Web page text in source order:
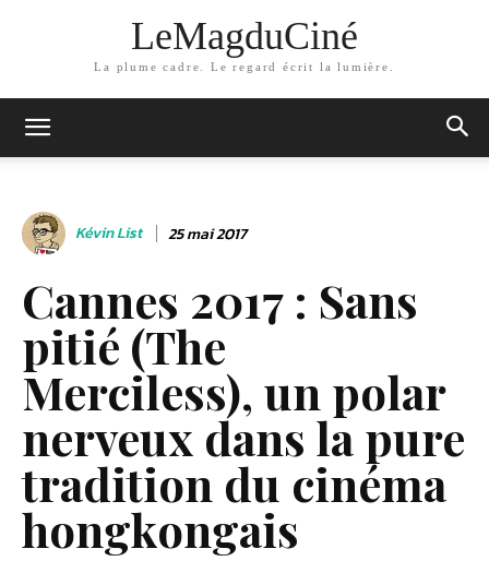
LeMagduCiné
La plume cadre. Le regard écrit la lumière.
Kévin List 25 mai 2017
Cannes 2017 : Sans
pitié (The
Merciless), un polar
nerveux dans la pure
tradition du cinéma
hongkongais